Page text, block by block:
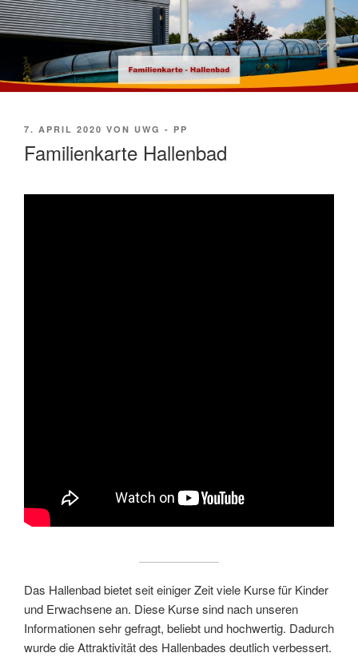
VERÖFFENTLICHT
7. APRIL 2020 VON UWG - PP
Familienkarte Hallenbad
Das Hallenbad bietet seit einiger Zeit viele Kurse für Kinder
und Erwachsene an. Diese Kurse sind nach unseren
Informationen sehr gefragt, beliebt und hochwertig. Dadurch
wurde die Attraktivität des Hallenbades deutlich verbessert.